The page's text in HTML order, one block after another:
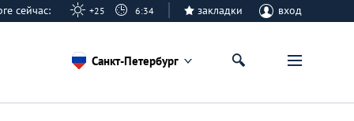
сейчас: +25 6:34 закладки вход
Санкт-Петербург